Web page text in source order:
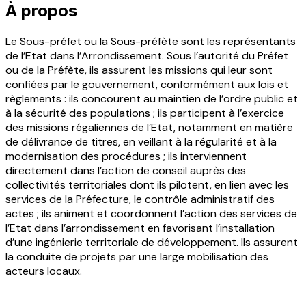
À propos
Le Sous-préfet ou la Sous-préfète sont les représentants
de l’Etat dans l’Arrondissement. Sous l’autorité du Préfet
ou de la Préfète, ils assurent les missions qui leur sont
confiées par le gouvernement, conformément aux lois et
règlements : ils concourent au maintien de l’ordre public et
à la sécurité des populations ; ils participent à l’exercice
des missions régaliennes de l’Etat, notamment en matière
de délivrance de titres, en veillant à la régularité et à la
modernisation des procédures ; ils interviennent
directement dans l’action de conseil auprès des
collectivités territoriales dont ils pilotent, en lien avec les
services de la Préfecture, le contrôle administratif des
actes ; ils animent et coordonnent l’action des services de
l’Etat dans l’arrondissement en favorisant l’installation
d’une ingénierie territoriale de développement. Ils assurent
la conduite de projets par une large mobilisation des
acteurs locaux.